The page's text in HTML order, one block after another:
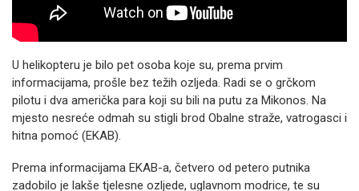
U helikopteru je bilo pet osoba koje su, prema prvim
informacijama, prošle bez težih ozljeda. Radi se o grčkom
pilotu i dva američka para koji su bili na putu za Mikonos. Na
mjesto nesreće odmah su stigli brod Obalne straže, vatrogasci i
hitna pomoć (EKAB).
Prema informacijama EKAB-a, četvero od petero putnika
zadobilo je lakše tjelesne ozljede, uglavnom modrice, te su